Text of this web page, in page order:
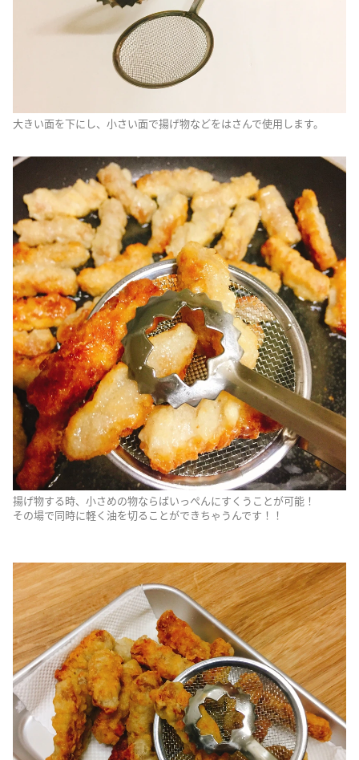
大きい面を下にし、小さい面で揚げ物などをはさんで使用します。
揚げ物する時、小さめの物ならばいっぺんにすくうことが可能！
その場で同時に軽く油を切ることができちゃうんです！！